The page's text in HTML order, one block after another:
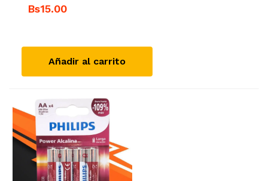
Bs15.00
Añadir al carrito